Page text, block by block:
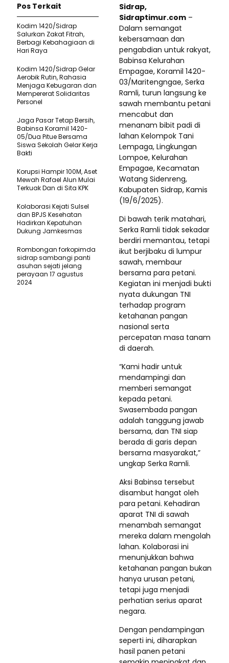
Sidrap,
Sidraptimur.com –
Dalam semangat
kebersamaan dan
pengabdian untuk rakyat,
Babinsa Kelurahan
Empagae, Koramil 1420-
03/Maritengngae, Serka
Ramli, turun langsung ke
sawah membantu petani
mencabut dan
menanam bibit padi di
lahan Kelompok Tani
Lempaga, Lingkungan
Lompoe, Kelurahan
Empagae, Kecamatan
Watang Sidenreng,
Kabupaten Sidrap, Kamis
(19/6/2025).
Di bawah terik matahari,
Serka Ramli tidak sekadar
berdiri memantau, tetapi
ikut berjibaku di lumpur
sawah, membaur
bersama para petani.
Kegiatan ini menjadi bukti
nyata dukungan TNI
terhadap program
ketahanan pangan
nasional serta
percepatan masa tanam
di daerah.
“Kami hadir untuk
mendampingi dan
memberi semangat
kepada petani.
Swasembada pangan
adalah tanggung jawab
bersama, dan TNI siap
berada di garis depan
bersama masyarakat,”
ungkap Serka Ramli.
Aksi Babinsa tersebut
disambut hangat oleh
para petani. Kehadiran
aparat TNI di sawah
menambah semangat
mereka dalam mengolah
lahan. Kolaborasi ini
menunjukkan bahwa
ketahanan pangan bukan
hanya urusan petani,
tetapi juga menjadi
perhatian serius aparat
negara.
Dengan pendampingan
seperti ini, diharapkan
hasil panen petani
Pos Terkait
Kodim 1420/Sidrap
Salurkan Zakat Fitrah,
Berbagi Kebahagiaan di
Hari Raya
Kodim 1420/Sidrap Gelar
Aerobik Rutin, Rahasia
Menjaga Kebugaran dan
Mempererat Solidaritas
Personel
Jaga Pasar Tetap Bersih,
Babinsa Koramil 1420-
05/Dua Pitue Bersama
Siswa Sekolah Gelar Kerja
Bakti
Korupsi Hampir 100M, Aset
Mewah Rafael Alun Mulai
Terkuak Dan di Sita KPK
Kolaborasi Kejati Sulsel
dan BPJS Kesehatan
Hadirkan Kepatuhan
Dukung Jamkesmas
Rombongan forkopimda
sidrap sambangi panti
asuhan sejati jelang
perayaan 17 agustus
2024